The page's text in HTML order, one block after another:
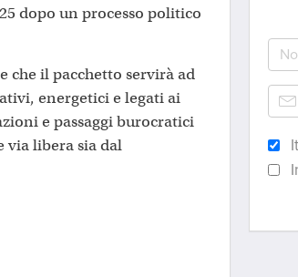
dopo un processo politico
che il pacchetto servirà ad
energetici e legati ai
e passaggi burocratici
via libera sia dal